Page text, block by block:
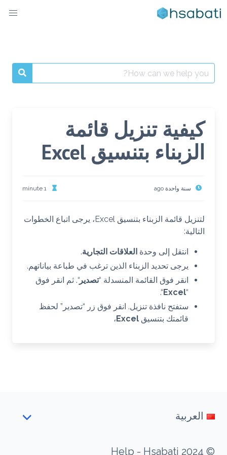
to
Search
for:
كيفية تنزيل قائمة
الزبناء بتنسيق Excel
سنة واحدة ago 1 minute
لتنزيل قائمة الزبناء بتنسيق Excel، يرجى اتباع الخطوات
التالية:
انتقل إلى وحدة العلاقات التجارية.
يرجى تحديد الزبناء الذين ترغب في طباعة بياناتهم.
انقر فوق القائمة المنسدلة “تصدير“. ثم انقر فوق
“
Excel
“.
ستفتح نافذة تنزيل. انقر فوق زر “تصدير” لحفظ
قائمتك بتنسيق Excel،
© 2024 Help - Hsabati
العربية